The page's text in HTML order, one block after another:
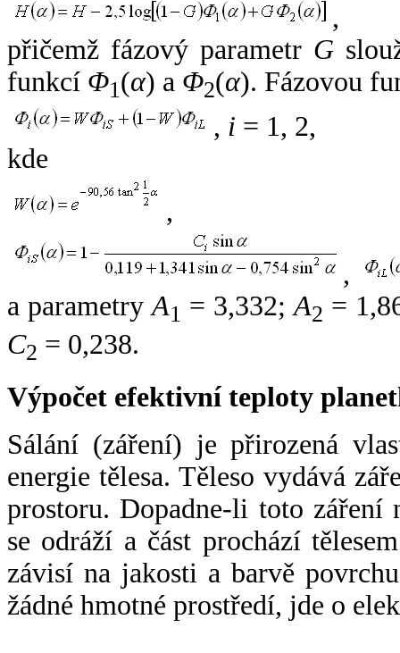
,
přičemž fázový parametr G
funkcí Φ1(α) a Φ2(α). Fázovou
, i = 1, 2,
kde
,
,
a parametryA1 = 3,332;A2 =
C2 = 0,238.
Výpočet efektivní teploty
Sálání (záření) je přirozená
energie tělesa. Těleso vydává
prostoru. Dopadne-li toto záření
se odráží a část prochází
závisí na jakosti a barvě
žádné hmotné prostředí, jde o